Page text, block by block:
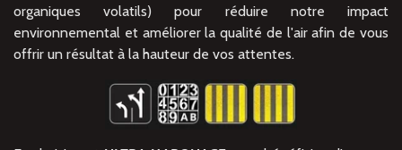
organiques volatils) pour réduire notre impact
environnemental et améliorer la qualité de l'air afin de vous
offrir un résultat à la hauteur de vos attentes.